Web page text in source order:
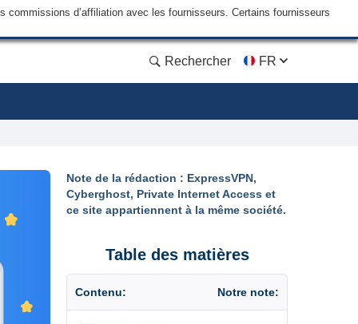
d’affiliation avec les fournisseurs. Certains fournisseurs
Rechercher FR
Note de la rédaction : ExpressVPN,
Cyberghost, Private Internet Access et
ce site appartiennent à la même société.
Table des matières
Contenu: Notre note: